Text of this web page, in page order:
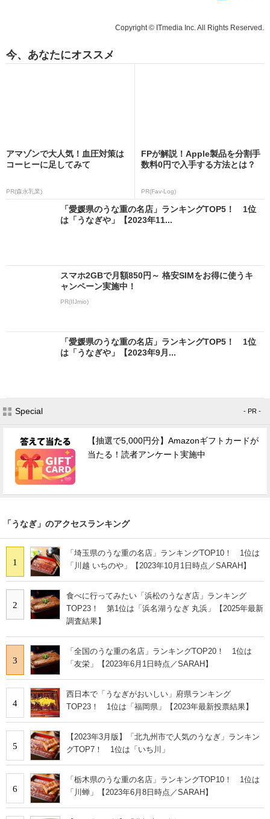
Copyright © ITmedia Inc. All Rights Reserved.
今、あなたにオススメ
アマゾンで大人気！血圧対策は
コーヒーに足してみて
PR(森永乳業)
FPが解説！Apple製品を分割手
数料0円で入手する方法とは？
PR(Fav-Log)
「愛媛県のうな重の名店」ランキングTOP5！ 1位
は「うなぎや」【2023年11...
スマホ2GBで月額850円～ 格安SIMをお得に使うキ
ャンペーン実施中！
PR(IIJmio)
「愛媛県のうな重の名店」ランキングTOP5！ 1位
は「うなぎや」【2023年9月...
Special - PR -
【抽選で5,000円分】Amazonギフトカードが
当たる！読者アンケート実施中
「うなぎ」のアクセスランキング
1
「埼玉県のうな重の名店」ランキングTOP10！ 1位は
「川越 いちのや」【2023年10月1日時点／SARAH】
2
食べに行ってみたい「浜松のうなぎ店」ランキング
TOP23！ 第1位は「浜名湖うなぎ 丸浜」【2025年最新
調査結果】
3
「全国のうな重の名店」ランキングTOP20！ 1位は
「友栄」【2023年6月1日時点／SARAH】
4
西日本で「うなぎがおいしい」府県ランキング
TOP23！ 1位は「福岡県」【2023年最新投票結果】
5
【2023年3月版】「北九州市で人気のうなぎ」ランキン
グTOP7！ 1位は「いち川」
6
「栃木県のうな重の名店」ランキングTOP10！ 1位は
「川蝉」【2023年6月8日時点／SARAH】